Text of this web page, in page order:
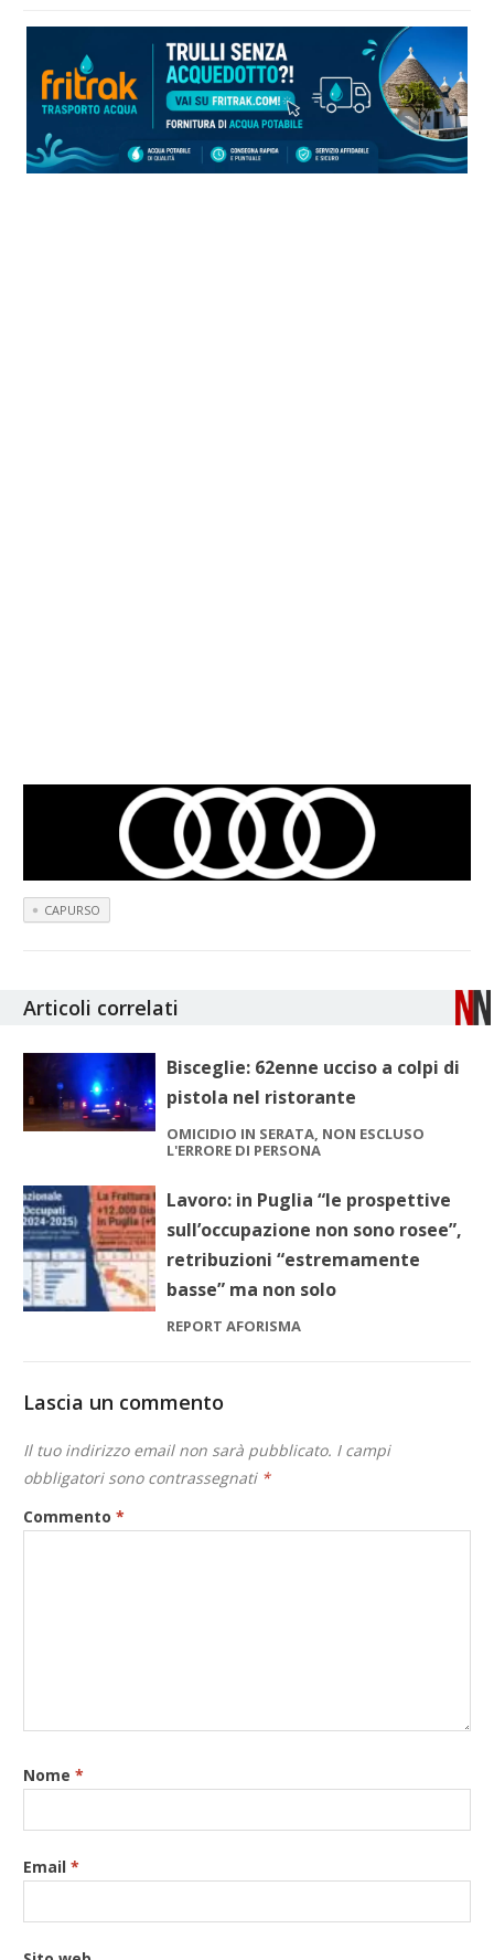
CAPURSO
Articoli correlati
Bisceglie: 62enne ucciso a colpi di
pistola nel ristorante
OMICIDIO IN SERATA, NON ESCLUSO
L'ERRORE DI PERSONA
Lavoro: in Puglia “le prospettive
sull’occupazione non sono rosee”,
retribuzioni “estremamente
basse” ma non solo
REPORT AFORISMA
Lascia un commento
Il tuo indirizzo email non sarà pubblicato. I campi
obbligatori sono contrassegnati *
Commento*
Nome*
Email*